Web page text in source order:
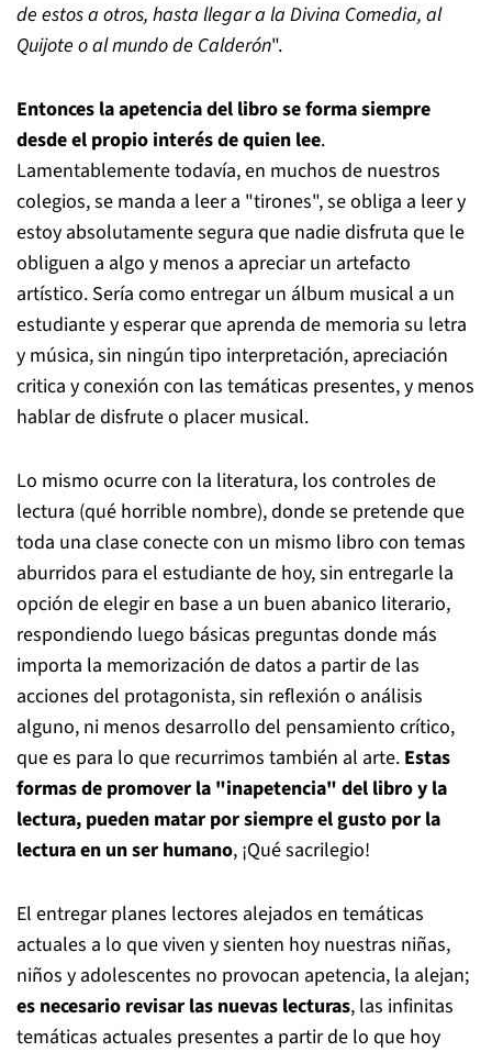
de estos a otros, hasta llegar a la Divina Comedia, al
Quijote o al mundo de Calderón".
Entonces la apetencia del libro se forma siempre
desde el propio interés de quien lee.
Lamentablemente todavía, en muchos de nuestros
colegios, se manda a leer a "tirones", se obliga a leer y
estoy absolutamente segura que nadie disfruta que le
obliguen a algo y menos a apreciar un artefacto
artístico. Sería como entregar un álbum musical a un
estudiante y esperar que aprenda de memoria su letra
y música, sin ningún tipo interpretación, apreciación
critica y conexión con las temáticas presentes, y menos
hablar de disfrute o placer musical.
Lo mismo ocurre con la literatura, los controles de
lectura (qué horrible nombre), donde se pretende que
toda una clase conecte con un mismo libro con temas
aburridos para el estudiante de hoy, sin entregarle la
opción de elegir en base a un buen abanico literario,
respondiendo luego básicas preguntas donde más
importa la memorización de datos a partir de las
acciones del protagonista, sin reflexión o análisis
alguno, ni menos desarrollo del pensamiento crítico,
que es para lo que recurrimos también al arte. Estas
formas de promover la "inapetencia" del libro y la
lectura, pueden matar por siempre el gusto por la
lectura en un ser humano, ¡Qué sacrilegio!
El entregar planes lectores alejados en temáticas
actuales a lo que viven y sienten hoy nuestras niñas,
niños y adolescentes no provocan apetencia, la alejan;
es necesario revisar las nuevas lecturas, las infinitas
temáticas actuales presentes a partir de lo que hoy